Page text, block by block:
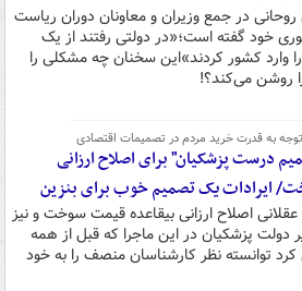
روحانی در جمع وزیران و معاونان دوران ریاست
خود گفته است؛«‌در دولتی رفتند از یک
وارد کشور کردند»این سخنان چه مشکلی را
روشن می‌کند؟!
به قدرت خرید مردم در تصمیمات اقتصادی
درست پزشکیان" برای اصلاح ارزانی
ایرادات یک تصمیم خوب برای بنزین
عقلانی اصلاح ارزانی بیقاعده قیمت سوخت و نیز
دولت پزشکیان در این ماجرا که قبل از همه
توانسته نظر کارشناسان منصف را به خود